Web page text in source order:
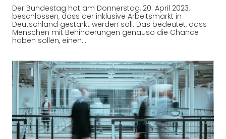
Der Bundestag hat am Donnerstag, 20. April 2023,
beschlossen, dass der inklusive Arbeitsmarkt in
Deutschland gestärkt werden soll. Das bedeutet, dass
Menschen mit Behinderungen genauso die Chance
haben sollen, einen…